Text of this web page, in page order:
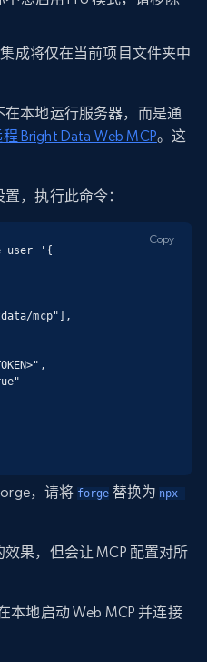
成将仅在当前项目文件夹中
本地运行服务器，而是通
Bright Data Web MCP。这
，执行此命令：
user '{
Copy
，请将 forge 替换为 npx
果，但会让 MCP 配置对所
本地启动 Web MCP 并连接